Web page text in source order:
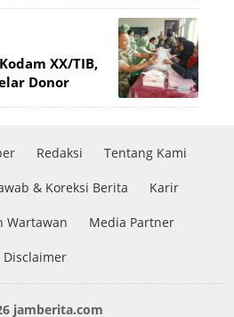
XX/TIB,
Donor
Redaksi Tentang Kami
& Koreksi Berita Karir
Wartawan Media Partner
Disclaimer
jamberita.com